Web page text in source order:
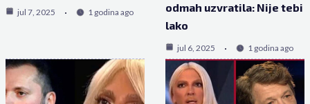
jul 7, 2025 1 godina ago
odmah uzvratila: Nije tebi
lako
jul 6, 2025 1 godina ago